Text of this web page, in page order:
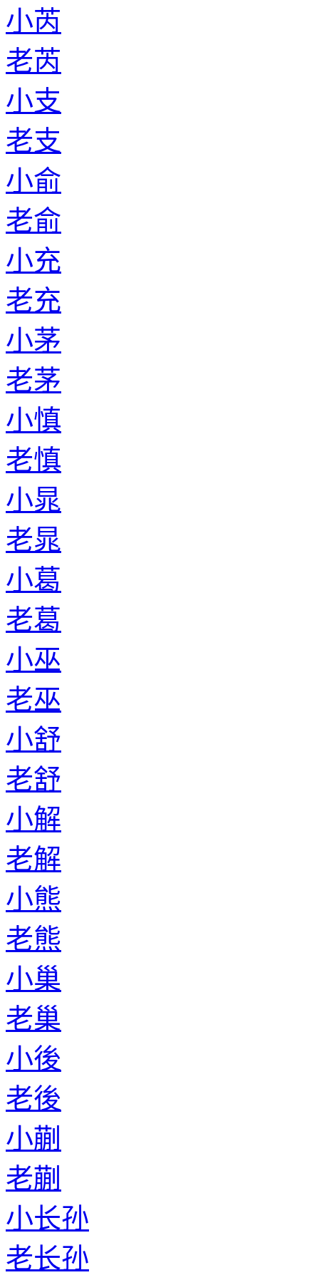
小芮
老芮
小支
老支
小俞
老俞
小充
老充
小茅
老茅
小慎
老慎
小晁
老晁
小葛
老葛
小巫
老巫
小舒
老舒
小解
老解
小熊
老熊
小巢
老巢
小後
老後
小蒯
老蒯
小长孙
老长孙